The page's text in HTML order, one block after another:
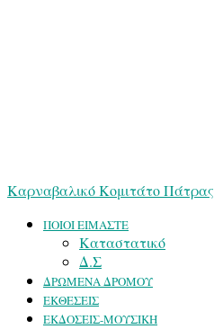
Καρναβαλικό Κομιτάτο Πάτρας
ΠΟΙΟΙ ΕΙΜΑΣΤΕ
Καταστατικό
Δ.Σ
ΔΡΩΜΕΝΑ ΔΡΟΜΟΥ
ΕΚΘΕΣΕΙΣ
ΕΚΔΟΣΕΙΣ-ΜΟΥΣΙΚΗ